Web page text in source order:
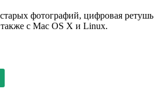
фотографий, цифровая
с Mac OS X и Linux.